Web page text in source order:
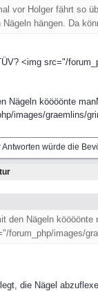
vor Holger fährt so
Nägeln hängen. Da
<img src="/
Nägeln köööönte
images/graemlins/
Antworten würde die
den Nägeln
forum_php/images/
die Nägel